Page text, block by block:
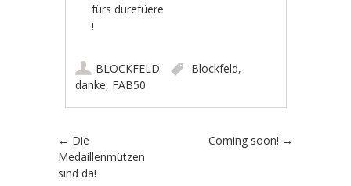
fürs durefüere
!
BLOCKFELD Blockfeld,
danke, FAB50
Artikel-Navigation
← Die
Medaillenmützen
sind da!
Coming soon! →